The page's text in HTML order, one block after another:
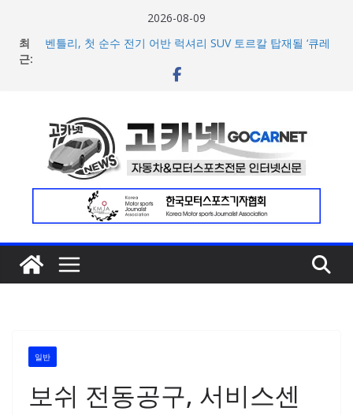
2026-08-09
최
근:
벤틀리, 첫 순수 전기 어반 럭셔리 SUV 토르칼 탑재될 ‘큐레
벤틀리서울, 광주 신세계백화점에서 호남지역 최초 브랜드
며 본격 대회 준비 돌입
현대차·기아, ‘2026 레드닷 어워드’에서 최우수상 2개·본상
15개 수상
[신차] BMW, 8월 온라인 한정 에디션 3종 출시… 11일
‘BMW 샵 온라인’ 판매 개시
일반
보쉬 전동공구, 서비스센